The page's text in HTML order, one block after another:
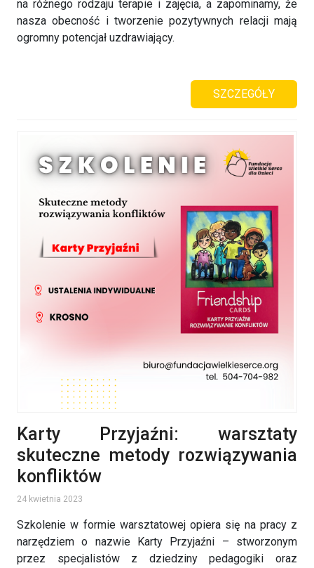
na różnego rodzaju terapie i zajęcia, a zapominamy, że
nasza obecność i tworzenie pozytywnych relacji mają
ogromny potencjał uzdrawiający.
SZCZEGÓŁY
Karty Przyjaźni: warsztaty
skuteczne metody rozwiązywania
konfliktów
24 kwietnia 2023
Szkolenie w formie warsztatowej opiera się na pracy z
narzędziem o nazwie Karty Przyjaźni – stworzonym
przez specjalistów z dziedziny pedagogiki oraz